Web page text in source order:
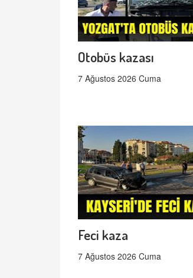
Otobüs kazası
7 Ağustos 2026 Cuma
Feci kaza
7 Ağustos 2026 Cuma